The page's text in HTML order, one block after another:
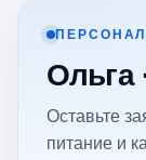
Ольга
Оставьте
питание и